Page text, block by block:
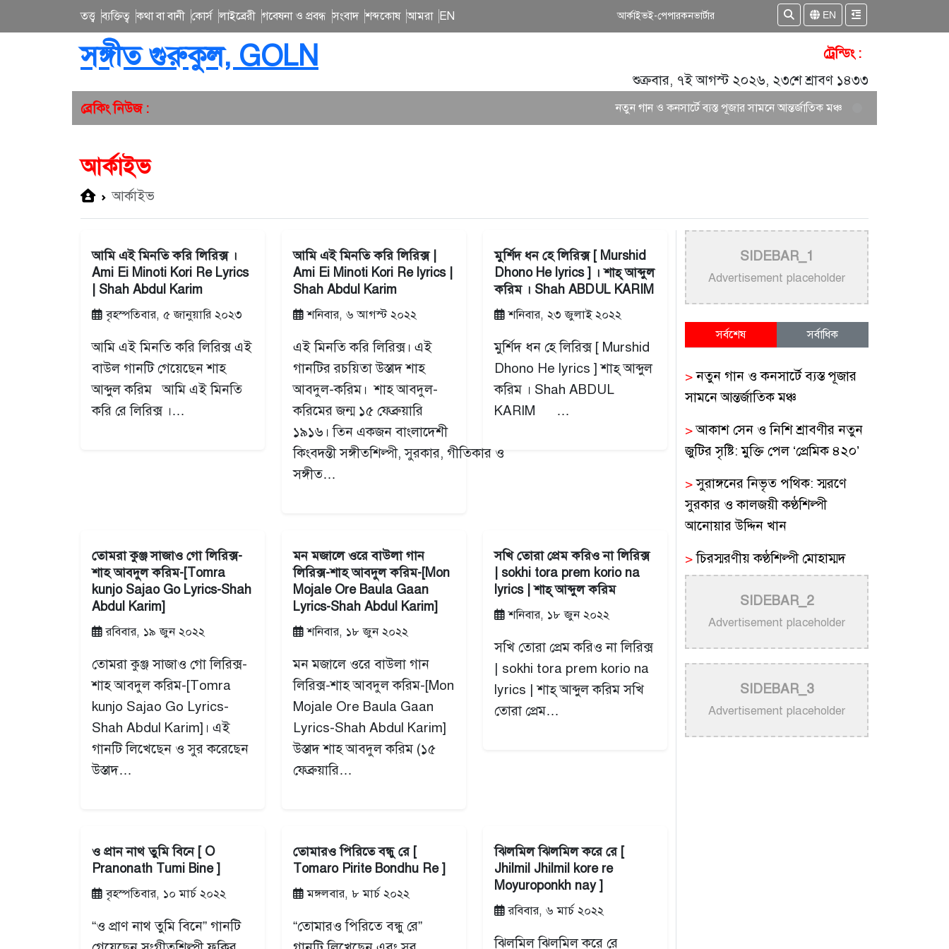
তত্ত্ব ব্যক্তিত্ব কথা বা বানী কোর্স লাইব্রেরী গবেষনা ও প্রবন্ধ সংবাদ শব্দকোষ আমরা EN আর্কাইভই-পেপারকনভার্টার EN
সঙ্গীত গুরুকুল, GOLN
ট্রেন্ডিং :
শুক্রবার, ৭ই আগস্ট ২০২৬, ২৩শে শ্রাবণ ১৪৩৩
ব্রেকিং নিউজ :
নতুন গান ও কনসার্টে ব্যস্ত পূজার সামনে আন্তর্জাতিক মঞ্চ
আর্কাইভ
আর্কাইভ
আমি এই মিনতি করি লিরিক্স ।
Ami Ei Minoti Kori Re Lyrics
| Shah Abdul Karim
বৃহস্পতিবার, ৫ জানুয়ারি ২০২৩
আমি এই মিনতি করি লিরিক্স এই
বাউল গানটি গেয়েছেন শাহ
আব্দুল করিম আমি এই মিনতি
করি রে লিরিক্স ।…
আমি এই মিনতি করি লিরিক্স |
Ami Ei Minoti Kori Re lyrics |
Shah Abdul Karim
শনিবার, ৬ আগস্ট ২০২২
এই মিনতি করি লিরিক্স। এই
গানটির রচয়িতা উস্তাদ শাহ
আবদুল-করিম। শাহ আবদুল-
করিমের জন্ম ১৫ ফেব্রুয়ারি
১৯১৬। তিন একজন বাংলাদেশী
কিংবদন্তী সঙ্গীতশিল্পী, সুরকার, গীতিকার ও
সঙ্গীত…
মুর্শিদ ধন হে লিরিক্স [ Murshid
Dhono He lyrics ] । শাহ্‌ আব্দুল
করিম । Shah ABDUL KARIM
শনিবার, ২৩ জুলাই ২০২২
মুর্শিদ ধন হে লিরিক্স [ Murshid
Dhono He lyrics ] শাহ্‌ আব্দুল
করিম । Shah ABDUL
KARIM …
তোমরা কুঞ্জ সাজাও গো লিরিক্স-
শাহ আবদুল করিম-[Tomra
kunjo Sajao Go Lyrics-Shah
Abdul Karim]
রবিবার, ১৯ জুন ২০২২
তোমরা কুঞ্জ সাজাও গো লিরিক্স-
শাহ আবদুল করিম-[Tomra
kunjo Sajao Go Lyrics-
Shah Abdul Karim]। এই
গানটি লিখেছেন ও সুর করেছেন
উস্তাদ…
মন মজালে ওরে বাউলা গান
লিরিক্স-শাহ আবদুল করিম-[Mon
Mojale Ore Baula Gaan
Lyrics-Shah Abdul Karim]
শনিবার, ১৮ জুন ২০২২
মন মজালে ওরে বাউলা গান
লিরিক্স-শাহ আবদুল করিম-[Mon
Mojale Ore Baula Gaan
Lyrics-Shah Abdul Karim]
উস্তাদ শাহ আবদুল করিম (১৫
ফেব্রুয়ারি…
সখি তোরা প্রেম করিও না লিরিক্স
| sokhi tora prem korio na
lyrics | শাহ্‌ আব্দুল করিম
শনিবার, ১৮ জুন ২০২২
সখি তোরা প্রেম করিও না লিরিক্স
| sokhi tora prem korio na
lyrics | শাহ্‌ আব্দুল করিম সখি
তোরা প্রেম…
ও প্রান নাথ তুমি বিনে [ O
Pranonath Tumi Bine ]
বৃহস্পতিবার, ১০ মার্চ ২০২২
“ও প্রাণ নাথ তুমি বিনে” গানটি
তোমারও পিরিতে বন্ধু রে [
Tomaro Pirite Bondhu Re ]
মঙ্গলবার, ৮ মার্চ ২০২২
“তোমারও পিরিতে বন্ধু রে”
ঝিলমিল ঝিলমিল করে রে [
Jhilmil Jhilmil kore re
Moyuroponkh nay ]
রবিবার, ৬ মার্চ ২০২২
ঝিলমিল ঝিলমিল করে রে
SIDEBAR_1
Advertisement placeholder
সর্বশেষ সর্বাধিক
>নতুন গান ও কনসার্টে ব্যস্ত পূজার
সামনে আন্তর্জাতিক মঞ্চ
>আকাশ সেন ও নিশি শ্রাবণীর নতুন
জুটির সৃষ্টি: মুক্তি পেল ‘প্রেমিক ৪২০’
>সুরাঙ্গনের নিভৃত পথিক: স্মরণে
সুরকার ও কালজয়ী কণ্ঠশিল্পী
আনোয়ার উদ্দিন খান
>চিরস্মরণীয় কণ্ঠশিল্পী মোহাম্মদ
রফির জীবন ও সুরের যাত্রা
>
ট্রাম্প প্রশাসনের সামরিক ভিডিওতে
নিজের গান ব্যবহার নিয়ে ক্ষুব্ধ কেটি
পেরি
>
নতুন করে ভাইরাল ‘আজ কেন মন
উদাসী হয়ে’ গানের পেছনের গল্প
>নয় মাসের ছেলেকে মঞ্চে এনে
SIDEBAR_2
Advertisement placeholder
SIDEBAR_3
Advertisement placeholder